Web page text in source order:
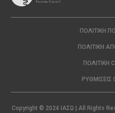
ΠΟΛΙΤΙΚΉ
ΠΟΛΙΤΙΚΉ
ΠΟΛΙΤΙΚΉ
ΡΥΘΜΊΣΕΙΣ
Copyright © 2024 ΙΑΣΩ | All Rights